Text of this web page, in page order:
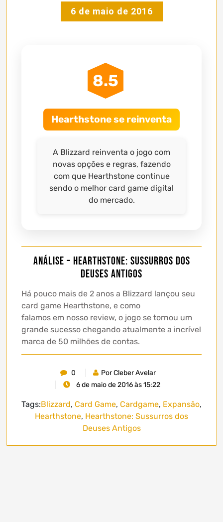
6 de maio de 2016
8.5
Hearthstone se reinventa
A Blizzard reinventa o jogo com
novas opções e regras, fazendo
com que Hearthstone continue
sendo o melhor card game digital
do mercado.
Análise – Hearthstone: Sussurros dos
Deuses Antigos
Há pouco mais de 2 anos a Blizzard lançou seu
card game Hearthstone, e como
falamos em nosso review, o jogo se tornou um
grande sucesso chegando atualmente a incrível
marca de 50 milhões de contas.
0
Por Cleber Avelar
6 de maio de 2016 às 15:22
Tags:Blizzard, Card Game, Cardgame, Expansão,
Hearthstone, Hearthstone: Sussurros dos
Deuses Antigos